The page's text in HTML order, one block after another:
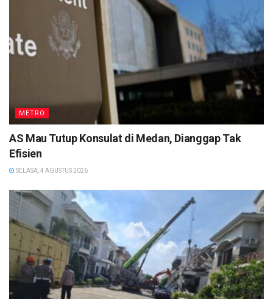
METRO
AS Mau Tutup Konsulat di Medan, Dianggap Tak
Efisien
SELASA, 4 AGUSTUS 2026